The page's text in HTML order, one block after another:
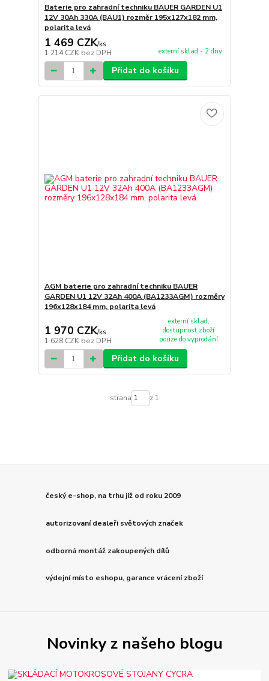
Baterie pro zahradní techniku BAUER GARDEN U1
12V 30Ah 330A (BAU1) rozměr 195x127x182 mm,
polarita levá
1 469 CZK/ks
1 214 CZK bez DPH externí sklad - 2 dny
Přidat do košíku
AGM baterie pro zahradní techniku BAUER
GARDEN U1 12V 32Ah 400A (BA1233AGM) rozměry
196x128x184 mm, polarita levá
1 970 CZK/ks
1 628 CZK bez DPH
externí sklad,
dostupnost zboží
pouze do vyprodání
Přidat do košíku
strana z 1
český e-shop, na trhu již od roku 2009
autorizovaní dealeři světových značek
odborná montáž zakoupených dílů
výdejní místo eshopu, garance vrácení zboží
Novinky z našeho blogu